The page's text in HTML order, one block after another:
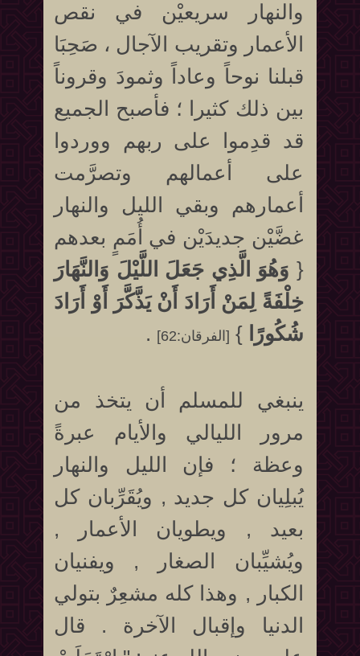
والنهار سريعيْن في نقص
الأعمار وتقريب الآجال ، صَحِبَا
قبلنا نوحاً وعاداً وثمودَ وقروناً
بين ذلك كثيرا ؛ فأصبح الجميع
قد قدِموا على ربهم ووردوا
على أعمالهم وتصرَّمت
أعمارهم وبقي الليل والنهار
غضَّيْن جديدَيْن في أُمَمٍ بعدهم
{ وَهُوَ الَّذِي جَعَلَ اللَّيْلَ وَالنَّهَارَ
خِلْفَةً لِمَنْ أَرَادَ أَنْ يَذَّكَّرَ أَوْ أَرَادَ
شُكُورًا} [الفرقان:62] .
ينبغي للمسلم أن يتخذ من
مرور الليالي والأيام عبرةً
وعظة ؛ فإن الليل والنهار
يُبلِيان كل جديد , ويُقَرِّبان كل
بعيد , ويطويان الأعمار ,
ويُشيِّبان الصغار , ويفنيان
الكبار , وهذا كله مشعِرٌ بتولي
الدنيا وإقبال الآخرة . قال